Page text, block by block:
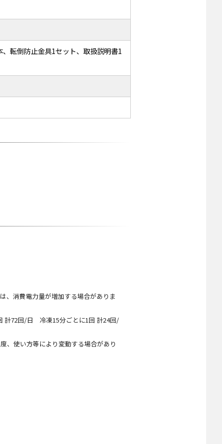
転倒防止金具1セット、取扱説明書1
、消費電力量が増加する場合がありま
計72回/日 冷凍15分ごとに1回 計24回/
、使い方等により変動する場合があり